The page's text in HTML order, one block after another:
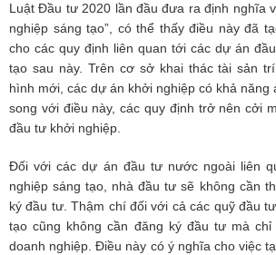
Luật Đầu tư 2020 lần đầu đưa ra định nghĩa
nghiệp sáng tạo”, có thể thấy điều này đã
cho các quy định liên quan tới các dự án
tạo sau này. Trên cơ sở khai thác tài sản
hình mới, các dự án khởi nghiệp có khả năng
song với điều này, các quy định trở nên cởi
đầu tư khởi nghiệp.
Đối với các dự án đầu tư nước ngoài liên
nghiệp sáng tạo, nhà đầu tư sẽ không cần
ký đầu tư. Thậm chí đối với cả các quỹ đầu
tạo cũng không cần đăng ký đầu tư mà
doanh nghiệp. Điều này có ý nghĩa cho việc